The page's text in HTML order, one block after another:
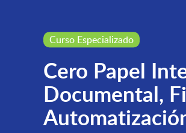
Curso Especializado
Cero Papel
Documental,